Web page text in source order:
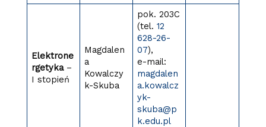
Elektrone
rgetyka–
I stopień
Magdalen
a
Kowalczy
k-Skuba
pok. 203C
(tel.12
628-26-
07),
e-mail:
magdalen
a.kowalcz
yk-
skuba@p
k.edu.pl